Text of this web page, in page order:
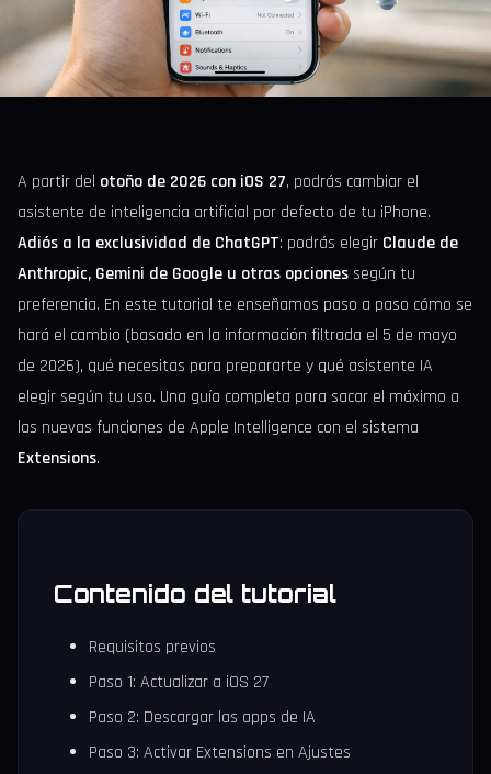
A partir del otoño de 2026 con iOS 27, podrás cambiar el
asistente de inteligencia artificial por defecto de tu iPhone.
Adiós a la exclusividad de ChatGPT: podrás elegir Claude de
Anthropic, Gemini de Google u otras opcionessegún tu
preferencia. En este tutorial te enseñamos paso a paso cómo se
hará el cambio (basado en la información filtrada el 5 de mayo
de 2026), qué necesitas para prepararte y qué asistente IA
elegir según tu uso. Una guía completa para sacar el máximo a
las nuevas funciones de Apple Intelligence con el sistema
Extensions.
Contenido del tutorial
Requisitos previos
Paso 1: Actualizar a iOS 27
Paso 2: Descargar las apps de IA
Paso 3: Activar Extensions en Ajustes